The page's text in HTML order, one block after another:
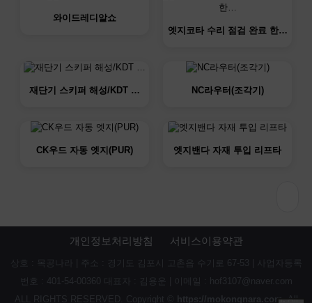
와이드레디알쇼
엣지코타 수리 점검 완료 한…
재단기 스키퍼 해성/KDT … NC라우터(조각기)
CK우드 자동 엣지(PUR) 엣지밴다 자재 투입 리프타
개인정보처리방침 서비스이용약관
상호 : 목공나라 | 주소 : 경기도 김포시 고촌읍 수기로 67-53 | 사업자등록
번호 : 401-54-00360 대표자 : 김용운 | 이메일 : hof3107@naver.com
ALL RIGHTS RESERVED. Copyright © https://mokongnara.com.All